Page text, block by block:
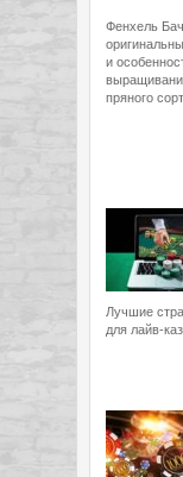
Фенхель
и
пряного
Лучшие
для лайв-